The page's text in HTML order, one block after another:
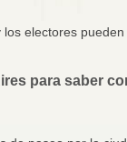
electores
para saber